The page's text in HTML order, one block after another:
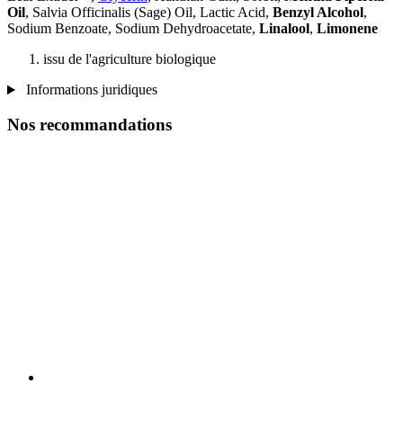
Oil, Salvia Officinalis (Sage) Oil, Lactic Acid, Benzyl Alcohol,
Sodium Benzoate, Sodium Dehydroacetate, Linalool, Limonene
issu de l'agriculture biologique
Informations juridiques
Nos recommandations